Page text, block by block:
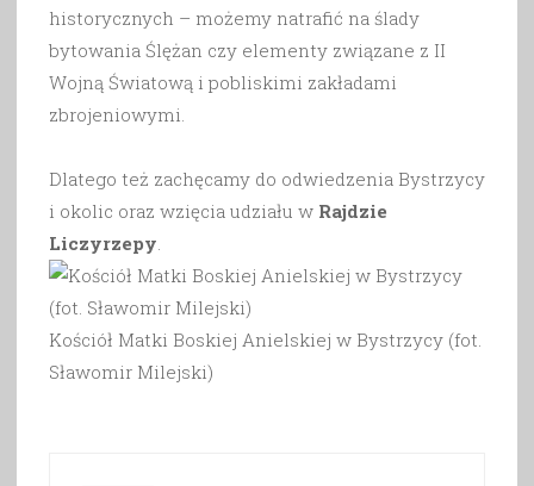
historycznych – możemy natrafić na ślady
bytowania Ślężan czy elementy związane z II
Wojną Światową i pobliskimi zakładami
zbrojeniowymi.
Dlatego też zachęcamy do odwiedzenia Bystrzycy
i okolic oraz wzięcia udziału w Rajdzie
Liczyrzepy.
Kościół Matki Boskiej Anielskiej w Bystrzycy (fot.
Sławomir Milejski)